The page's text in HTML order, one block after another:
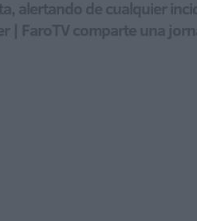
alertando de cualquier
| FaroTV comparte una